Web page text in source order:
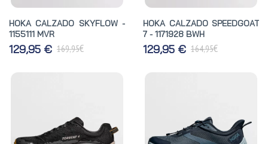
HOKA CALZADO SKYFLOW -
1155111 MVR
129,95 € 169,95€
HOKA CALZADO SPEEDGOAT
7 - 1171928 BWH
129,95 € 164,95€